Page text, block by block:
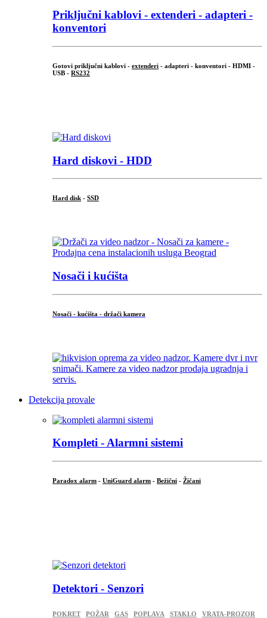
Priključni kablovi - extenderi - adapteri -
konventori
Gotovi priključni kablovi - extenderi - adapteri - konventori - HDMI -
USB - RS232
Hard diskovi - HDD
Hard disk - SSD
Nosači i kućišta
Nosači - kućišta - držači kamera
Detekcija provale
Kompleti - Alarmni sistemi
Paradox alarm - UniGuard alarm - Bežični - Žičani
Detektori - Senzori
POKRET POŽAR GAS POPLAVA STAKLO VRATA-PROZOR